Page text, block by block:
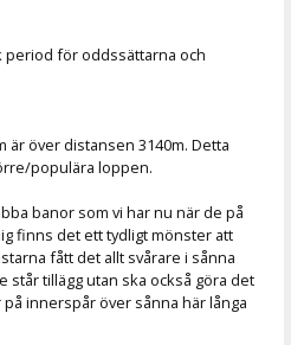
period för oddssättarna och
är över distansen 3140m. Detta
populära loppen.
banor som vi har nu när de på
finns det ett tydligt mönster att
fått det allt svårare i sånna
står tillägg utan ska också göra det
innerspår över sånna här långa